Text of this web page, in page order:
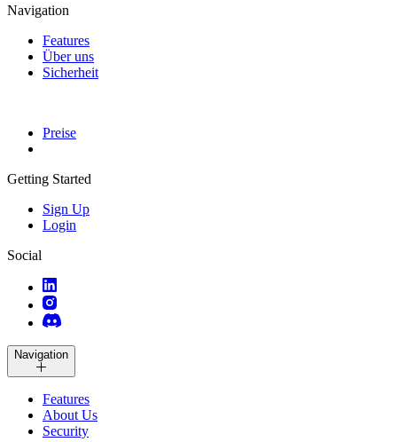
Navigation
Features
Über uns
Sicherheit
Preise
Getting Started
Sign Up
Login
Social
Navigation
Features
About Us
Security